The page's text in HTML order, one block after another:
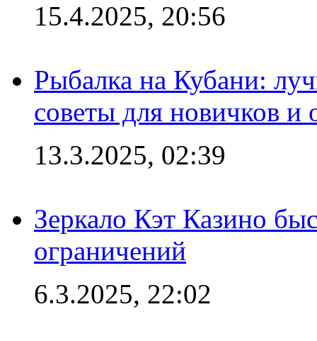
15.4.2025, 20:56
Рыбалка на Кубани:
советы для новичков
13.3.2025, 02:39
Зеркало Кэт Казино
ограничений
6.3.2025, 22:02